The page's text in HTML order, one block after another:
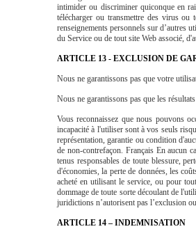
intimider ou discriminer quiconque en
télécharger ou transmettre des virus
renseignements personnels sur d’autres
du Service ou de tout site Web associé,
ARTICLE 13 - EXCLUSION DE
Nous ne garantissons pas que votre
Nous ne garantissons pas que les
Vous reconnaissez que nous pouvons
incapacité à l'utiliser sont à vos seuls
représentation, garantie ou condition
de non-contrefaçon. Français En aucun
tenus responsables de toute blessure,
d'économies, la perte de données, les
acheté en utilisant le service, ou pour
dommage de toute sorte découlant de
juridictions n’autorisent pas l’exclusion
ARTICLE 14 – INDEMNISATION